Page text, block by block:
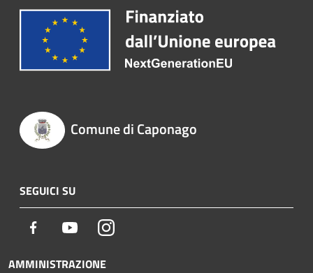
Comune di Caponago
SEGUICI SU
Facebook YoutubeInstagram
AMMINISTRAZIONE